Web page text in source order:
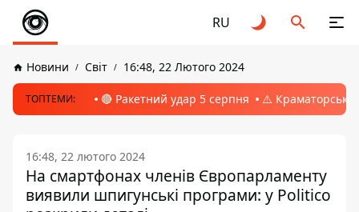
RU
Новини Світ 16:48, 22 Лютого 2024
ТОПТЕМИ: 🔴 Ракетний удар 5 серпня ⚠️ Краматорськ,
16:48, 22 лютого 2024
На смартфонах членів Європарламенту
виявили шпигунські програми: у Politico